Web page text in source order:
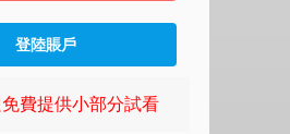
登陸賬戶
費提供小部分試看